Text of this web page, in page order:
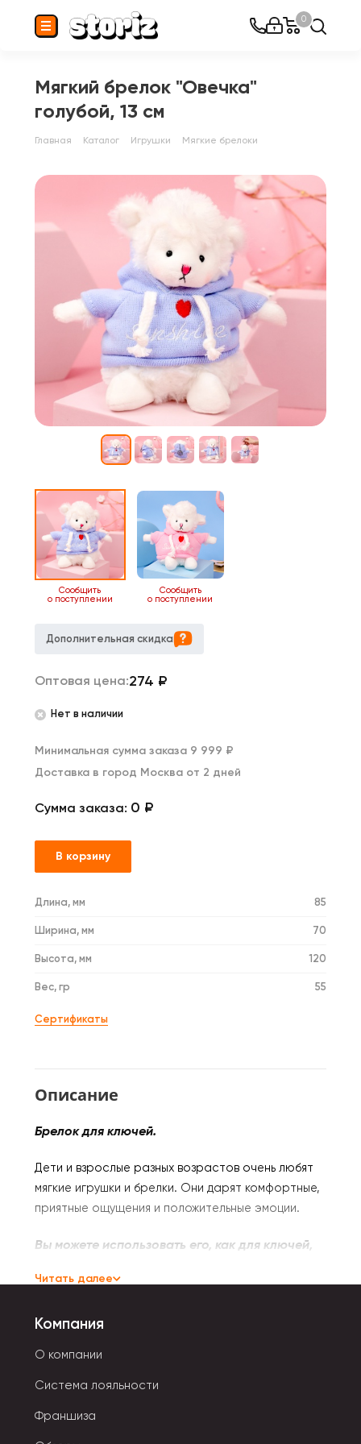
0
Мягкий брелок "Овечка"
голубой, 13 см
Главная Каталог Игрушки Мягкие брелоки
Сообщить
о поступлении
Сообщить
о поступлении
Дополнительная скидка
Оптовая цена:274 ₽
Нет в наличии
Минимальная сумма заказа 9 999 ₽
Доставка в город Москва от 2 дней
Сумма заказа: 0 ₽
В корзину
Длина, мм 85
Ширина, мм 70
Высота, мм 120
Вес, гр 55
Сертификаты
Описание
Брелок для ключей.
Дети и взрослые разных возрастов очень любят
мягкие игрушки и брелки. Они дарят комфортные,
приятные ощущения и положительные эмоции.
Вы можете использовать его, как для ключей,
близкого друга или просто веселым подарком.
Мягкий брелок подойдет и взрослым, и детям.
подойдет детям от 0 года.
Читать далее
Компания
О компании
Система лояльности
Франшиза